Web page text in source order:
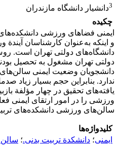
3دانشیار دانشگاه مازندران
چکیده
ایمنی فضاهای ورزشی
و اینکه به‌عنوان کارشناسان
دولتی تهران مشغول به تحصیل
دانشجویان وضعیت ایمنی
ندارد. بنابراین حجم بسیار زیاد
یافته‌های تحقیق در چهار مؤلفة
ورزشی را در امور ارتقای ایمنی
سالن‌های ورزشی دانشکده‌های
کلیدواژه‌ها
ایمنی؛ دانشکدة تربیت بدنی.؛